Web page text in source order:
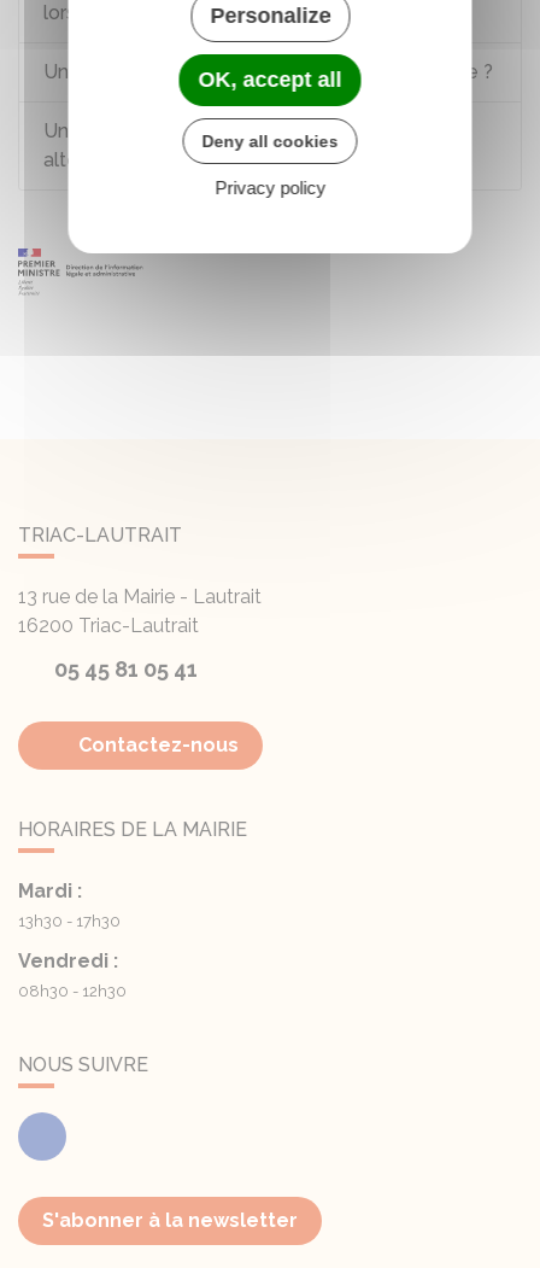
lors d’une procédure pénale ?
Un mineur peut-il faire l'objet d'une audition libre ?
Un mineur peut-il faire l’objet d’une mesure
alternative à un procès pénal ?
TRIAC-LAUTRAIT
13 rue de la Mairie - Lautrait
16200 Triac-Lautrait
05 45 81 05 41
Contactez-nous
HORAIRES DE LA MAIRIE
Mardi :
13h30 - 17h30
Vendredi :
08h30 - 12h30
NOUS SUIVRE
Facebook
S'abonner à la newsletter
Personalize
OK, accept all
Deny all cookies
Privacy policy